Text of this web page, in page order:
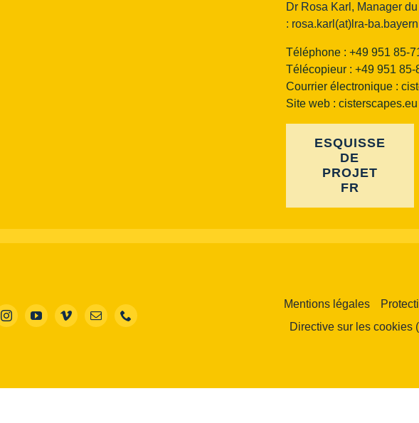
Dr Rosa Karl, Manager
: rosa.karl(at)lra-
Téléphone : +49 951 85-
Télécopieur : +49 951 85-
Courrier électronique :
Site web : cisterscapes.eu
ESQUISSE
DE
PROJET
FR
Mentions légales
Directive sur les cookies